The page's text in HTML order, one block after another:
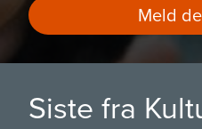
Meld
Siste fra